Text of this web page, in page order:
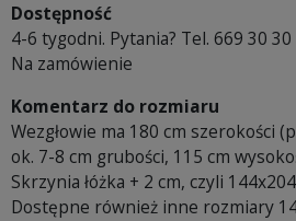
Dostępność
4-6 tygodni. Pytania? Tel. 669 30 30
Na zamówienie
Komentarz do rozmiaru
Wezgłowie ma 180 cm szerokości
ok. 7-8 cm grubości, 115 cm
Skrzynia łóżka + 2 cm, czyli
Dostępne również inne rozmiary